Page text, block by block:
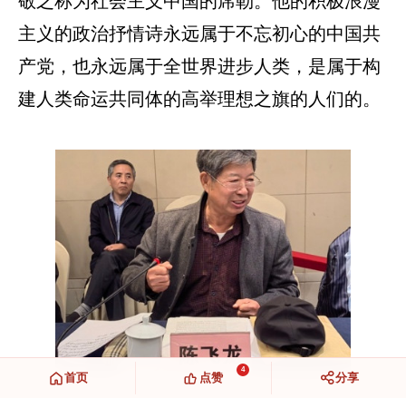
主义的政治抒情诗永远属于不忘初心的中国共
产党，也永远属于全世界进步人类，是属于构
建人类命运共同体的高举理想之旗的人们的。
首页
4
点赞 分享